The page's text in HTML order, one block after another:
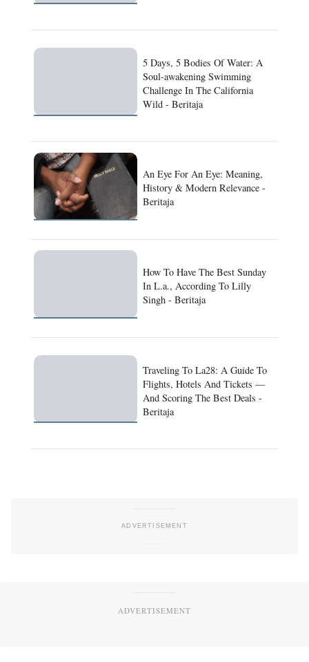
5 Days, 5 Bodies Of Water: A
Soul-awakening Swimming
Challenge In The California
Wild - Beritaja
An Eye For An Eye: Meaning,
History & Modern Relevance -
Beritaja
How To Have The Best Sunday
In L.a., According To Lilly
Singh - Beritaja
Traveling To La28: A Guide To
Flights, Hotels And Tickets —
And Scoring The Best Deals -
Beritaja
ADVERTISEMENT